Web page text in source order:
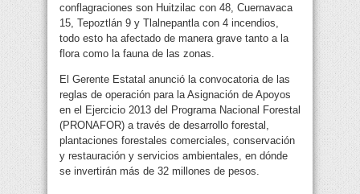
conflagraciones son Huitzilac con 48, Cuernavaca
15, Tepoztlán 9 y Tlalnepantla con 4 incendios,
todo esto ha afectado de manera grave tanto a la
flora como la fauna de las zonas.
El Gerente Estatal anunció la convocatoria de las
reglas de operación para la Asignación de Apoyos
en el Ejercicio 2013 del Programa Nacional Forestal
(PRONAFOR) a través de desarrollo forestal,
plantaciones forestales comerciales, conservación
y restauración y servicios ambientales, en dónde
se invertirán más de 32 millones de pesos.